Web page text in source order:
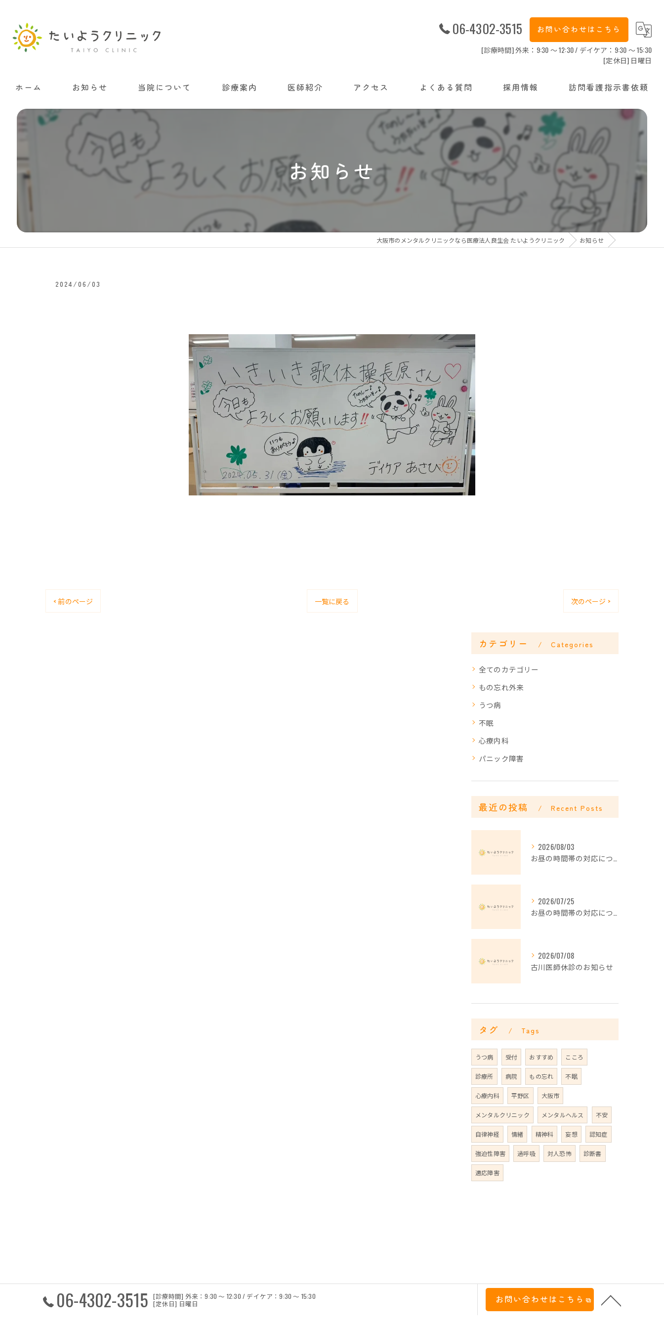
06-4302-3515
お問い合わせはこちら
[診療時間] 外来：9:30 ～ 12:30 / デイケア：9:30 ～ 15:30
[定休日] 日曜日
ホーム お知らせ 当院について
院内掲示について
当院の施設基準・加算について
診療案内 医師紹介 アクセス よくある質問 採用情報
看護師
精神保健福祉士
介護職員
訪問看護指示書依頼
お知らせ
大阪市のメンタルクリニックなら医療法人良生会 たいようクリニック お知らせ
2024/06/03
< 前のページ 一覧に戻る 次のページ >
カテゴリー Categories
全てのカテゴリー
もの忘れ外来
うつ病
不眠
心療内科
パニック障害
最近の投稿 Recent Posts
2026/08/03
お昼の時間帯の対応について
2026/07/25
お昼の時間帯の対応について
2026/07/08
古川医師休診のお知らせ
タグ Tags
うつ病 受付 おすすめ こころ
診療所 病院 もの忘れ 不眠
心療内科 平野区 大阪市
メンタルクリニック メンタルヘルス 不安
自律神経 情緒 精神科 妄想 認知症
強迫性障害 過呼吸 対人恐怖 診断書
適応障害
06-4302-3515 [診療時間] 外来：9:30 ～ 12:30 / デイケア：9:30 ～ 15:30
[定休日] 日曜日 お問い合わせはこちら